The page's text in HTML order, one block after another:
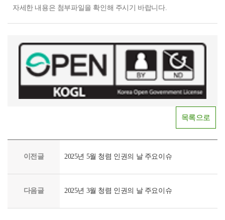
자세한 내용은 첨부파일을 확인해 주시기 바랍니다.
목록으로
이전글 2025년 5월 청렴 인권의 날 주요이슈
다음글 2025년 3월 청렴 인권의 날 주요이슈